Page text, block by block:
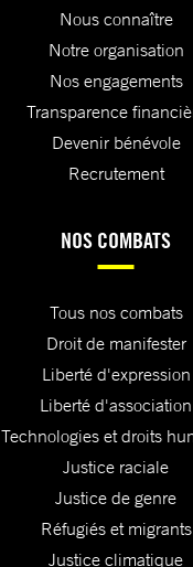
Nous connaître
Notre organisation
Nos engagements
Transparence
Devenir bénévole
Recrutement
NOS COMBATS
Tous nos combats
Droit de manifester
Liberté d'expression
Liberté d'association
Technologies et droits
Justice raciale
Justice de genre
Réfugiés et migrants
Justice climatique